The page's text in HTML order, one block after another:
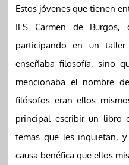
Estos jóvenes que tienen
IES Carmen de
participando en un
enseñaba filosofía, sino
mencionaba el nombre
filósofos eran ellos
principal escribir un libro
temas que les inquietan,
causa benéfica que ellos